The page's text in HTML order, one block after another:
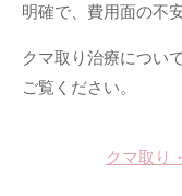
明確で、費用面の不
クマ取り治療につい
ご覧ください。
クマ取り